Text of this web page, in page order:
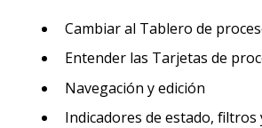
Cambiar al Tablero de
Entender las Tarjetas de
Navegación y edición
Indicadores de estado,